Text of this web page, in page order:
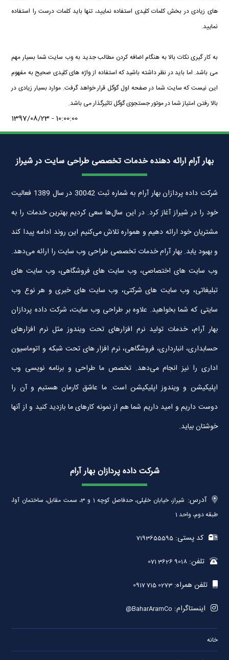
های زیادی در بخش کلمات کلیدی استفاده نمایید، تنها باید کلمات درست را استفاده
نمایید.
به کار گیری نکات بالا به هنگام اضافه کردن مطالب جدید به وب سایت شما بسیار مهم
می باشد. اما باید در نظر داشته باشید که استفاده از واژه های کلیدی صحیح به مفهوم
این نیست که سایت شما در صفحه اول گوگل قرار خواهد گرفت. موارد بسیار زیادی در
بالا رفتن امتیاز شما در موتور جستجوی گوگل تاثیرگذار می باشد.
1397/08/23 - 10:00:00
بهار آرام ارائه دهنده خدمات تخصصی طراحی سایت در شیراز
شرکت داده پردازان بهار آرام به شماره ثبت 30042 در سال 1389 فعالیت
خود را در شیراز آغاز کرد. در این سال‌ها سعی کردیم بهترین خدمات را به
مشتریان خود ارائه دهیم و همواره تلاش می‌کنیم این روند ادامه پیدا کند
و بهبود یابد. بهار آرام خدمات تخصصی طراحی وب سایت را ارائه می‌دهد.
وب سایت های اختصاصی، وب سایت های فروشگاهی، وب سایت های
تبلیغاتی، وب سایت های شرکتی، وب سایت های خبری و هر نوع وب
سایتی که شما بخواهید. علاوه بر طراحی وب سایت، شرکت داده پردازان
بهار آرام، خدمات تولید نرم افزارهای تحت ویندوز مثل نرم افزارهای
حسابداری، انبارداری، فروشگاهی، نرم افزار های تحت شبکه و اتوماسیون
اداری را نیز انجام می‌دهد. تخصص ما طراحی و برنامه نویسی وب
اپلیکیشن و ویندوز اپلیکیشن است. ما عاشق کارمان هستیم و آن را
دوست داریم و امید داریم شما هم از نمونه کارهای ما بازدید کنید و از آنها
خوشتان بیاید.
شرکت داده پردازان بهار آرام
آدرس:
شیراز، خیابان خلیلی، حدفاصل کوچه 1 و 3، سمت مقابل، ساختمان آوا،
طبقه دوم، واحد 1
کد پستی:7193655595
تلفن:071 3626 9018
تلفن همراه:0917 715 0273
اینستاگرام: @BaharAramCo
خانه